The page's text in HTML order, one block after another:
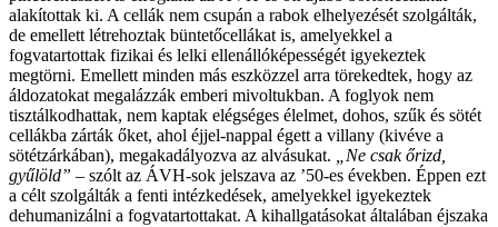
alakítottak ki. A cellák nem csupán a rabok elhelyezését szolgálták,
de emellett létrehoztak büntetőcellákat is, amelyekkel a
fogvatartottak fizikai és lelki ellenállóképességét igyekeztek
megtörni. Emellett minden más eszközzel arra törekedtek, hogy az
áldozatokat megalázzák emberi mivoltukban. A foglyok nem
tisztálkodhattak, nem kaptak elégséges élelmet, dohos, szűk és sötét
cellákba zárták őket, ahol éjjel-nappal égett a villany (kivéve a
sötétzárkában), megakadályozva az alvásukat.
„Ne csak őrizd,
gyűlöld” – szólt az ÁVH-sok jelszava az ’50-es években. Éppen ezt
a célt szolgálták a fenti intézkedések, amelyekkel igyekeztek
dehumanizálni a fogvatartottakat. A kihallgatásokat általában éjszaka